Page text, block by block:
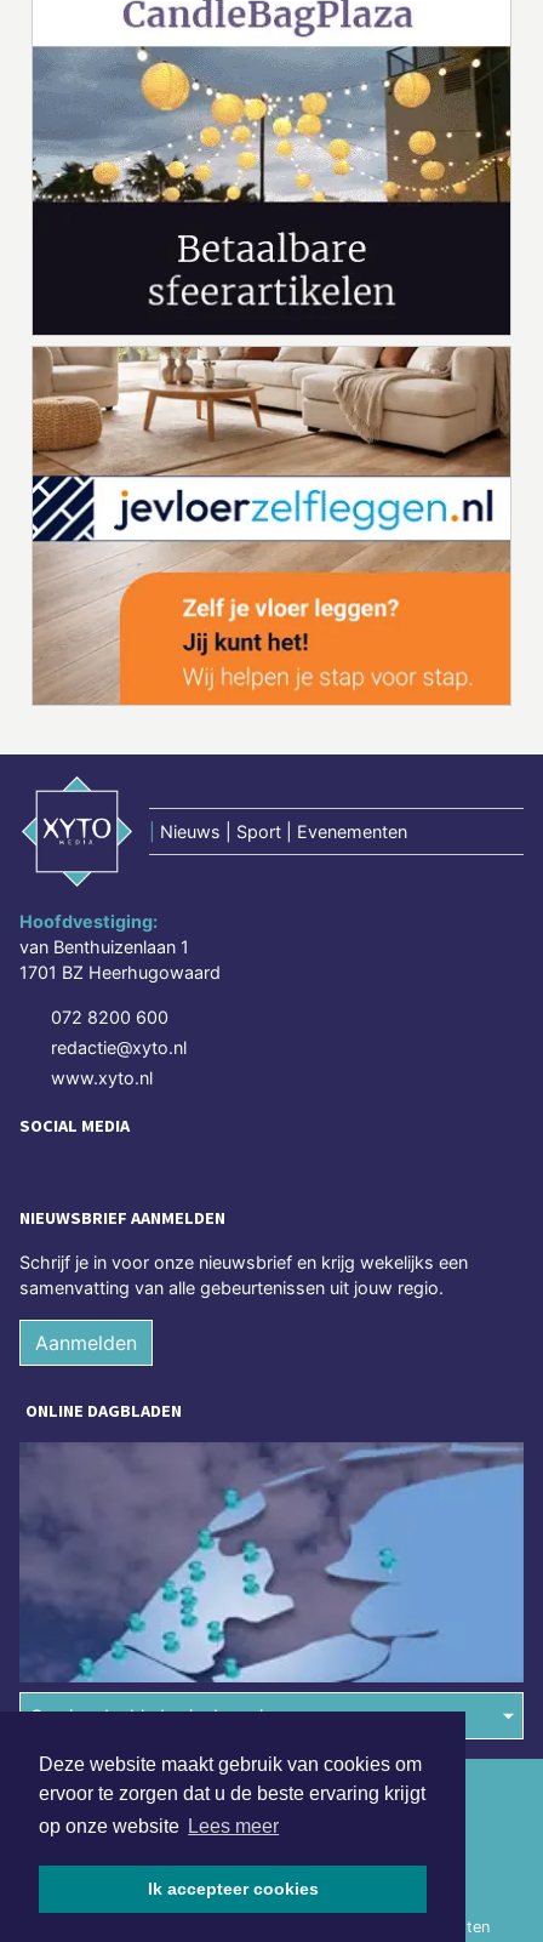
Deze website maakt gebruik van cookies om
ervoor te zorgen dat u de beste ervaring krijgt
op onze website Lees meer
Ik accepteer cookies
Nieuws | Sport | Evenementen
Hoofdvestiging:
van Benthuizenlaan 1
1701 BZ Heerhugowaard
072 8200 600
redactie@xyto.nl
www.xyto.nl
SOCIAL MEDIA
NIEUWSBRIEF AANMELDEN
Schrijf je in voor onze nieuwsbrief en krijg wekelijks een
samenvatting van alle gebeurtenissen uit jouw regio.
Aanmelden
ONLINE DAGBLADEN
Overige dagbladen in de regio
Copyright (c) 2026 | Heerhugowaardsdagblad.nl - Alle rechten
Algemene voorwaarden
Disclaimer